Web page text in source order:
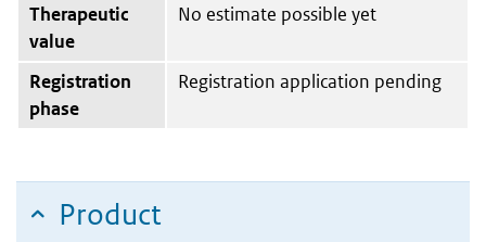
Therapeutic
value
No estimate possible yet
Registration
phase
Registration application pending
Product